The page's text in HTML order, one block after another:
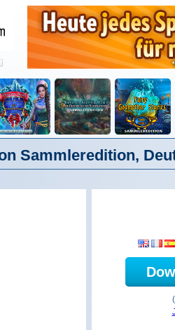
Sammleredition,